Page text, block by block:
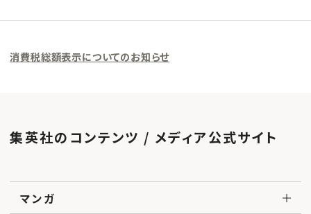
消費税総額表示についてのお知らせ
集英社のコンテンツ / メディア公式サイト
マンガ